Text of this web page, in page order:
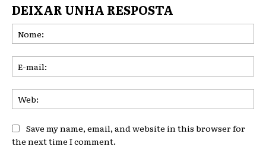
DEIXAR UNHA RESPOSTA
Save my name, email, and website in this browser for
the next time I comment.